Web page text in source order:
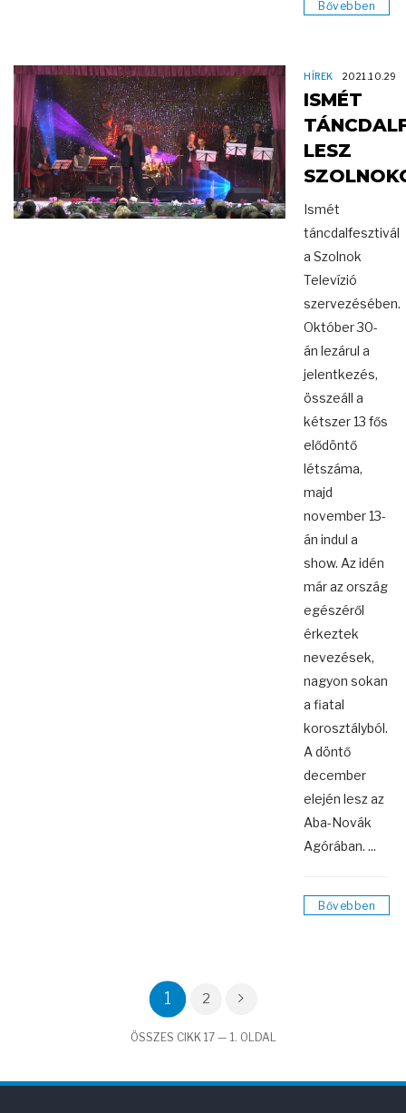
Bővebben
HÍREK 2021.10.29
ISMÉT
LESZ
Ismét
táncdalfesztivál
a Szolnok
Televízió
szervezésében.
Október 30-
án lezárul a
jelentkezés,
összeáll a
kétszer 13 fős
elődöntő
létszáma,
majd
november 13-
án indul a
show. Az idén
már az ország
egészéről
érkeztek
nevezések,
nagyon sokan
a fiatal
korosztályból.
A döntő
december
elején lesz az
Aba-Novák
Agórában. ...
Bővebben
1 2
ÖSSZES CIKK 17 — 1. OLDAL